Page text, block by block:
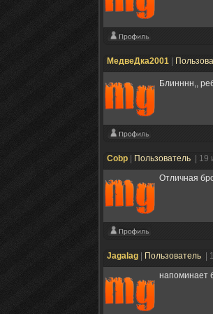
МедвеДка2001
Блинннн,,
Cobp Пользователь
|
Отличная
Jagalag Пользователь
|
напоминает